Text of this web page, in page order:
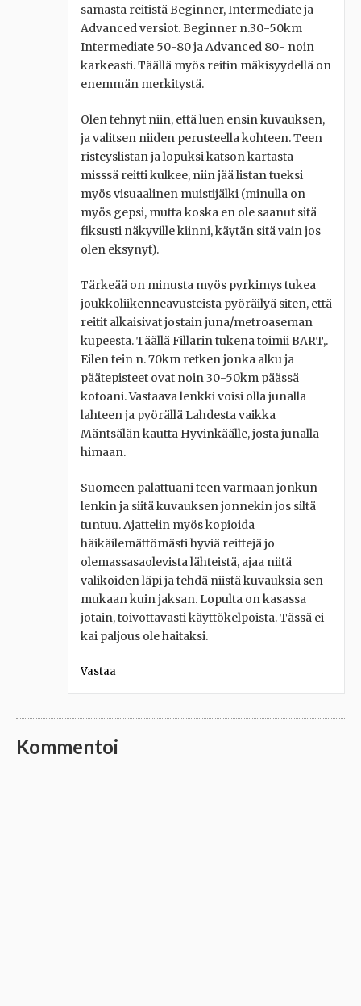
samasta reitistä Beginner, Intermediate ja
Advanced versiot. Beginner n.30-50km
Intermediate 50-80 ja Advanced 80- noin
karkeasti. Täällä myös reitin mäkisyydellä on
enemmän merkitystä.
Olen tehnyt niin, että luen ensin kuvauksen,
ja valitsen niiden perusteella kohteen. Teen
risteyslistan ja lopuksi katson kartasta
misssä reitti kulkee, niin jää listan tueksi
myös visuaalinen muistijälki (minulla on
myös gepsi, mutta koska en ole saanut sitä
fiksusti näkyville kiinni, käytän sitä vain jos
olen eksynyt).
Tärkeää on minusta myös pyrkimys tukea
joukkoliikenneavusteista pyöräilyä siten, että
reitit alkaisivat jostain juna/metroaseman
kupeesta. Täällä Fillarin tukena toimii BART,.
Eilen tein n. 70km retken jonka alku ja
päätepisteet ovat noin 30-50km päässä
kotoani. Vastaava lenkki voisi olla junalla
lahteen ja pyörällä Lahdesta vaikka
Mäntsälän kautta Hyvinkäälle, josta junalla
himaan.
Suomeen palattuani teen varmaan jonkun
lenkin ja siitä kuvauksen jonnekin jos siltä
tuntuu. Ajattelin myös kopioida
häikäilemättömästi hyviä reittejä jo
olemassasaolevista lähteistä, ajaa niitä
valikoiden läpi ja tehdä niistä kuvauksia sen
mukaan kuin jaksan. Lopulta on kasassa
jotain, toivottavasti käyttökelpoista. Tässä ei
kai paljous ole haitaksi.
Vastaa
Kommentoi